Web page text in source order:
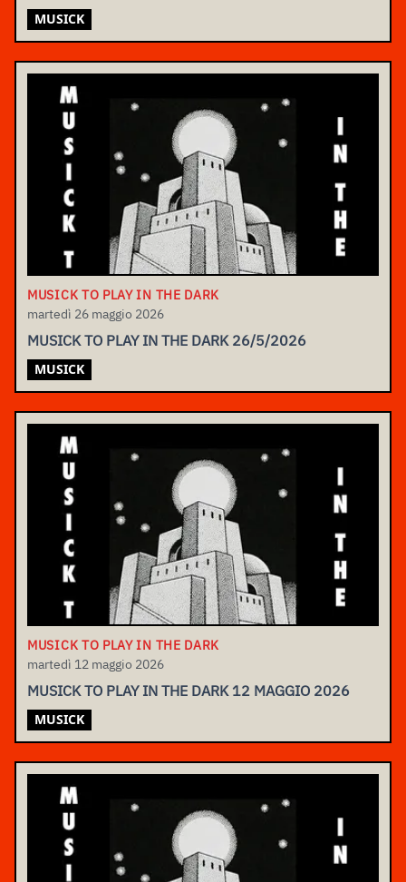
MUSICK
MUSICK TO PLAY IN THE DARK
martedì 26 maggio 2026
MUSICK TO PLAY IN THE DARK 26/5/2026
MUSICK
MUSICK TO PLAY IN THE DARK
martedì 12 maggio 2026
MUSICK TO PLAY IN THE DARK 12 MAGGIO 2026
MUSICK